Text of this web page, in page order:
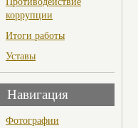
коррупции
Итоги работы
Уставы
Навигация
Фотографии